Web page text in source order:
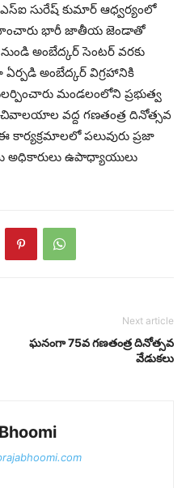
సురేష్ కుమార్ ఆధ్వర్యంలో
భారీ జాతీయ జెండాతో
అంబేద్కర్ సెంటర్ వరకు
అంబేద్కర్ విగ్రహానికి
మండలంలోని ప్రభుత్వ
వద్ద గణతంత్ర దినోత్సవ
కార్యక్రమాలలో పలువురు ప్రజా
అధికారులు ఉపాధ్యాయులు
Next article
ఘనంగా 75వ గణతంత్ర దినోత్సవ
వేడుకలు